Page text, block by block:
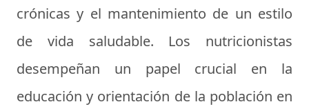
crónicas y el mantenimiento de un estilo
de vida saludable. Los nutricionistas
desempeñan un papel crucial en la
educación y orientación de la población en